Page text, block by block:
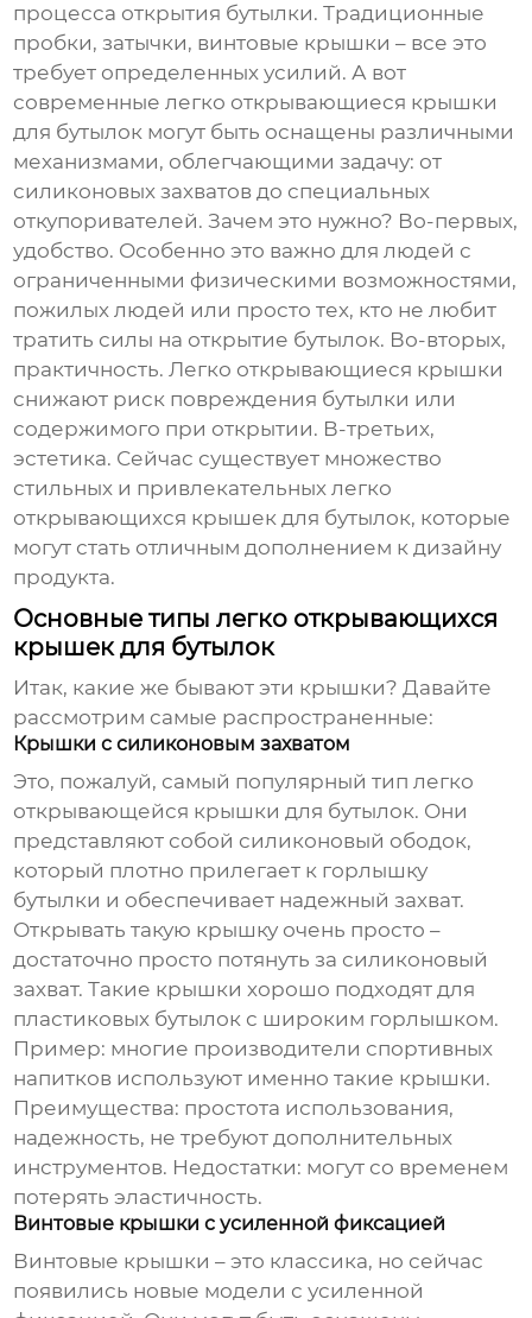
процесса открытия бутылки. Традиционные
пробки, затычки, винтовые крышки – все это
требует определенных усилий. А вот
современныелегко открывающиеся крышки
для бутылок могут быть оснащены различными
механизмами, облегчающими задачу: от
силиконовых захватов до специальных
откупоривателей. Зачем это нужно? Во-первых,
удобство. Особенно это важно для людей с
ограниченными физическими возможностями,
пожилых людей или просто тех, кто не любит
тратить силы на открытие бутылок. Во-вторых,
практичность. Легко открывающиеся крышки
снижают риск повреждения бутылки или
содержимого при открытии. В-третьих,
эстетика. Сейчас существует множество
стильных и привлекательныхлегко
открывающихся крышек для бутылок, которые
могут стать отличным дополнением к дизайну
продукта.
Основные типы легко открывающихся
крышек для бутылок
Итак, какие же бывают эти крышки? Давайте
рассмотрим самые распространенные:
Крышки с силиконовым захватом
Это, пожалуй, самый популярный типлегко
открывающейся крышки для бутылок. Они
представляют собой силиконовый ободок,
который плотно прилегает к горлышку
бутылки и обеспечивает надежный захват.
Открывать такую крышку очень просто –
достаточно просто потянуть за силиконовый
захват. Такие крышки хорошо подходят для
пластиковых бутылок с широким горлышком.
Пример: многие производители спортивных
напитков используют именно такие крышки.
Преимущества: простота использования,
надежность, не требуют дополнительных
инструментов. Недостатки: могут со временем
потерять эластичность.
Винтовые крышки с усиленной фиксацией
Винтовые крышки – это классика, но сейчас
появились новые модели с усиленной